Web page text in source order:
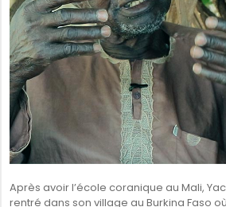
Après avoir l’école coranique au Mali,
rentré dans son village au Burkina Faso